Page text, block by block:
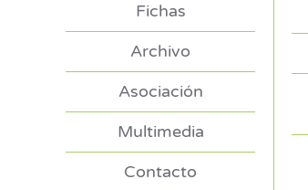
Fichas
Archivo
Asociación
Multimedia
Contacto